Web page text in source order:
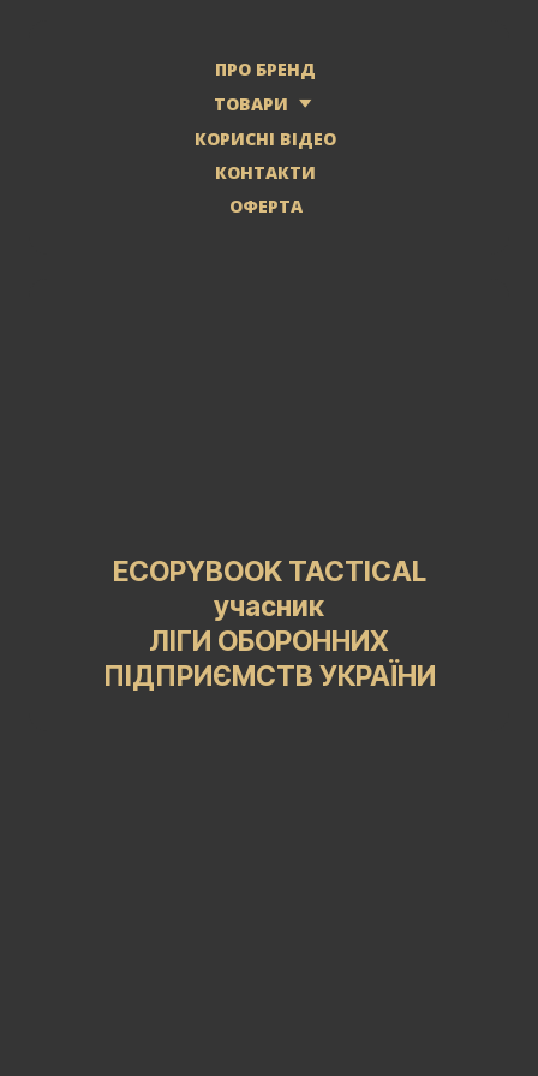
ПРО БРЕНД
ТОВАРИ
КОРИСНІ ВІДЕО
КОНТАКТИ
ОФЕРТА
ECOPYBOOK TACTICAL
учасник
ЛІГИ ОБОРОННИХ
ПІДПРИЄМСТВ УКРАЇНИ